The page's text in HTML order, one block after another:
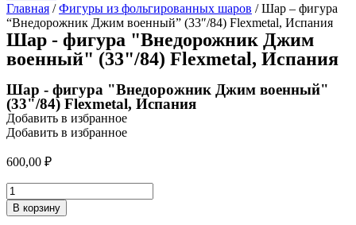
Главная /Фигуры из фольгированных шаров / Шар – фигура
“Внедорожник Джим военный” (33″/84) Flexmetal, Испания
Шар - фигура "Внедорожник Джим
военный" (33"/84) Flexmetal, Испания
Шар - фигура "Внедорожник Джим военный"
(33"/84) Flexmetal, Испания
Добавить в избранное
Добавить в избранное
600,00 ₽
Количество
товара
Шар
В корзину